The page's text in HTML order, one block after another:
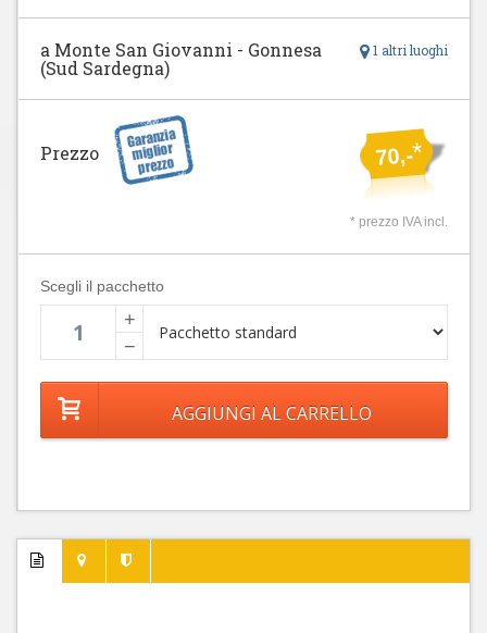
1 altri luoghi
a Monte San Giovanni - Gonnesa
(Sud Sardegna)
70,-*
Prezzo
* prezzo IVA incl.
Scegli il pacchetto
+
−